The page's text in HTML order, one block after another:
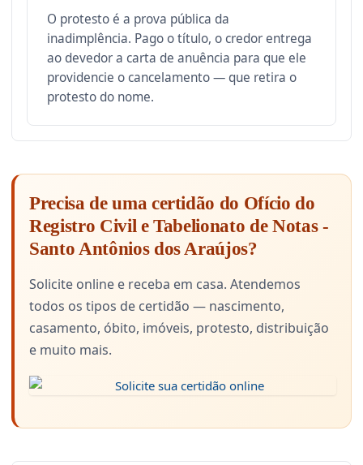
O protesto é a prova pública da
inadimplência. Pago o título, o credor entrega
ao devedor a carta de anuência para que ele
providencie o cancelamento — que retira o
protesto do nome.
Precisa de uma certidão do Ofício do
Registro Civil e Tabelionato de Notas -
Santo Antônios dos Araújos?
Solicite online e receba em casa. Atendemos
todos os tipos de certidão — nascimento,
casamento, óbito, imóveis, protesto, distribuição
e muito mais.